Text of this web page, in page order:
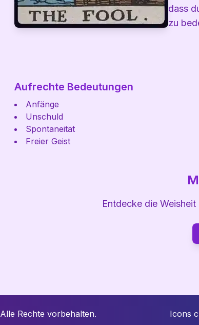
dass
zu
Aufrechte Bedeutungen
Anfänge
Unschuld
Spontaneität
Freier Geist
Entdecke die
Alle Rechte vorbehalten. Icons